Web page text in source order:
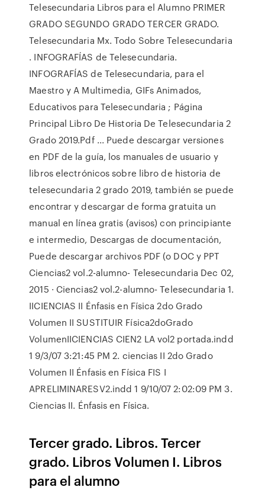
Telesecundaria Libros para el Alumno PRIMER
GRADO SEGUNDO GRADO TERCER GRADO.
Telesecundaria Mx. Todo Sobre Telesecundaria
. INFOGRAFÍAS de Telesecundaria.
INFOGRAFÍAS de Telesecundaria, para el
Maestro y A Multimedia, GIFs Animados,
Educativos para Telesecundaria ; Página
Principal Libro De Historia De Telesecundaria 2
Grado 2019.Pdf ... Puede descargar versiones
en PDF de la guía, los manuales de usuario y
libros electrónicos sobre libro de historia de
telesecundaria 2 grado 2019, también se puede
encontrar y descargar de forma gratuita un
manual en línea gratis (avisos) con principiante
e intermedio, Descargas de documentación,
Puede descargar archivos PDF (o DOC y PPT
Ciencias2 vol.2-alumno- Telesecundaria Dec 02,
2015 · Ciencias2 vol.2-alumno- Telesecundaria 1.
IICIENCIAS II Énfasis en Física 2do Grado
Volumen II SUSTITUIR Física2doGrado
VolumenIICIENCIAS CIEN2 LA vol2 portada.indd
1 9/3/07 3:21:45 PM 2. ciencias II 2do Grado
Volumen II Énfasis en Física FIS I
APRELIMINARESV2.indd 1 9/10/07 2:02:09 PM 3.
Ciencias II. Énfasis en Física.
Tercer grado. Libros. Tercer
grado. Libros Volumen I. Libros
para el alumno